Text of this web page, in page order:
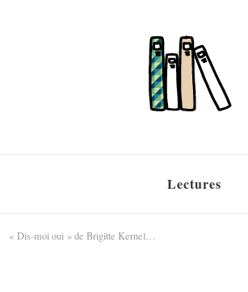
Lectures
« Dis-moi oui » de Brigitte Kernel…